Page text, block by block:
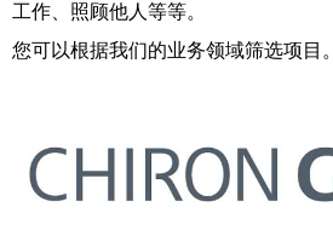
工作、照顾他人等等。
您可以根据我们的业务领域筛选项目。